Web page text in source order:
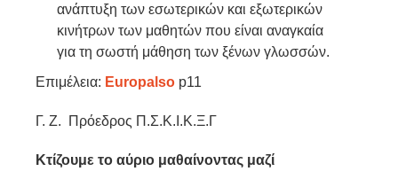
ανάπτυξη των εσωτερικών και εξωτερικών
κινήτρων των μαθητών που είναι αναγκαία
για τη σωστή μάθηση των ξένων γλωσσών.
Επιμέλεια: Europalso p11
Γ. Ζ. Πρόεδρος Π.Σ.Κ.Ι.Κ.Ξ.Γ
Κτίζουμε το αύριο μαθαίνοντας μαζί